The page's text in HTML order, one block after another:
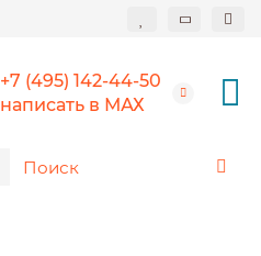
+7 (495) 142-44-50
написать в МАХ